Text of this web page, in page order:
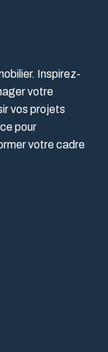
Inspirez-
votre
vos projets
pour
votre cadre